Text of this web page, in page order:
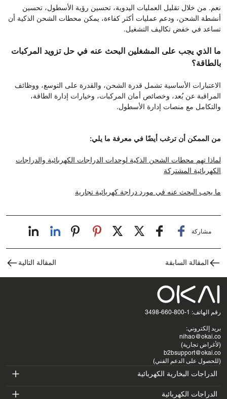
نعم. من خلال تقليل العمليات اليدوية، تحسين رؤية الأسطول، تحسين
أنشطة الشحن، ودعم عمليات أكثر كفاءة، يمكن محطات الشحن الذكية أن
تساعد في خفض تكاليف التشغيل.
ما الذي يجب على المشغلين البحث عنه في حل تزويد المركبات
بالطاقة؟
الاعتبارات الأساسية تشمل قدرة الشحن، والقدرة على التوسع، ووظائف
المراقبة عن بُعد، وخصائص أمان المركبات، وخيارات إدارة الطاقة،
والتكامل مع منصات إدارة الأسطول.
من الممكن أن ترغب أيضًا في معرفة ما يلي:
لماذا تهم محطات الشحن الذكية لوحدات الدراجات الكهربائية والدراجات
الكهربائية المشتركة
ما يجب البحث عنه في مورد دراجة كهربائية تجارية
مشاركة
المقالة السابقة المقالة التالية
رقم الهاتف: 1-800-660-3498
بريد إلكتروني:
nihao@okai.co
(لأغراض تجارية)
b2bsupport@okai.co
(للحصول على الدعم الفني)
الدراجات البخارية الكهربائية
ES400A
الدراجات الكهربائية